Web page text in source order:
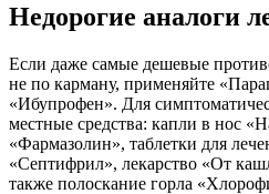
Недорогие аналоги
Если даже самые дешевые
не по карману, применяйте
«Ибупрофен». Для
местные средства: капли в нос
«Фармазолин», таблетки для
«Септифрил», лекарство «От
также полоскание горла